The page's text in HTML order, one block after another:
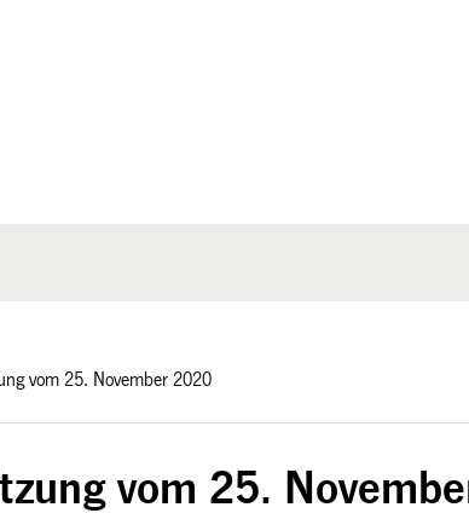
vom 25. November 2020
vom 25.